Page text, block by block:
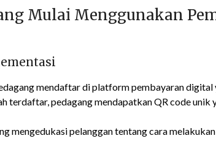
Mulai Menggunakan
mendaftar di platform pembayaran digital
terdaftar, pedagang mendapatkan QR code unik
mengedukasi pelanggan tentang cara